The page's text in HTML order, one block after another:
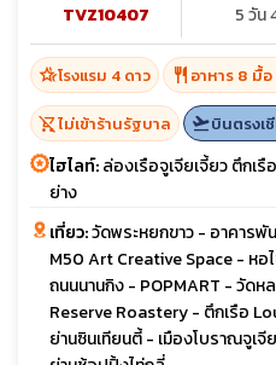
TVZ10407
5 วัน
hotel_classโรงแรม 4 ดาว restaurant อาหาร 8 มื้
shopping_cart_offไม่เข้าร้านรัฐบาล flight_takeoffบินตรงเ
ไฮไลท์:ล่องเรือจูเจียเจี้ยว ตึกเ
ย่าง
เที่ยว:วัดพระหยกขาว - อาคารพั
M50 Art Creative Space - หอ
ถนนนานกิง - POPMART - วัด
Reserve Roastery - ตึกเรือ
ย่านซินเทียนตี้ - เมืองโบราณจูเ